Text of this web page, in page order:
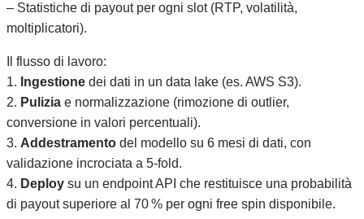
– Statistiche di payout per ogni slot (RTP, volatilità,
moltiplicatori).
Il flusso di lavoro:
1. Ingestione dei dati in un data lake (es. AWS S3).
2. Pulizia e normalizzazione (rimozione di outlier,
conversione in valori percentuali).
3. Addestramento del modello su 6 mesi di dati, con
validazione incrociata a 5‑fold.
4. Deploy su un endpoint API che restituisce una probabilità
di payout superiore al 70 % per ogni free spin disponibile.